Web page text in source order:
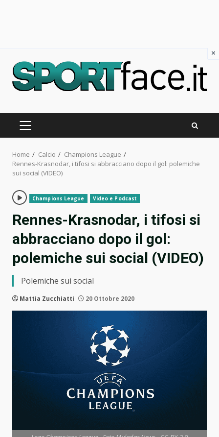
content
PRIMARY
Home Calcio
Champions League
Rennes-Krasnodar, i tifosi si abbracciano dopo il gol: polemiche
sui social (VIDEO)
Champions League Video e Podcast
Rennes-Krasnodar, i tifosi si
abbracciano dopo il gol:
polemiche sui social (VIDEO)
Polemiche sui social
Mattia Zucchiatti 20 Ottobre 2020
×